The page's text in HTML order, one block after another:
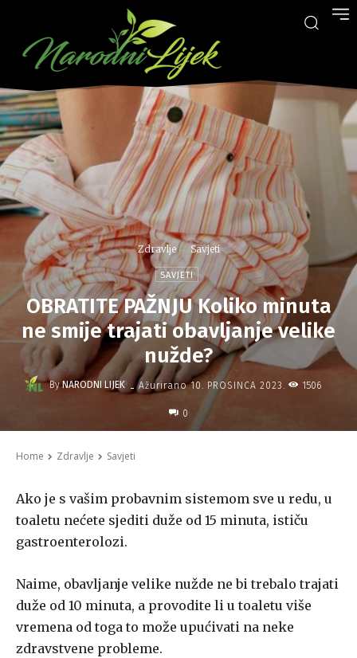
Zdravlje Savjeti
SAVJETI
OBRATITE PAŽNJU Koliko minuta
ne smije trajati obavljanje velike
nužde?
By NARODNI LIJEK - Ažurirano 10. PROSINCA 2023. 1506
0
Home Zdravlje Savjeti
Ako je s vašim probavnim sistemom sve u redu, u
toaletu nećete sjediti duže od 15 minuta, ističu
gastroenterolozi.
Naime, obavljanje velike nužde ne bi trebalo trajati
duže od 10 minuta, a provodite li u toaletu više
vremena od toga to može upućivati na neke
zdravstvene probleme.